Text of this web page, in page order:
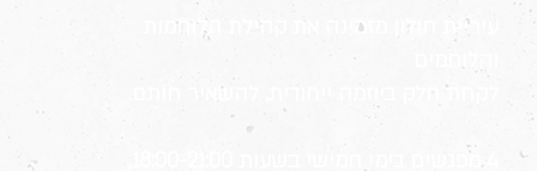
עיריית חולון מזמינה את קהילת הלוחמות
והלוחמים
לקחת חלק ביוזמה ייחודית, להשאיר חותם.